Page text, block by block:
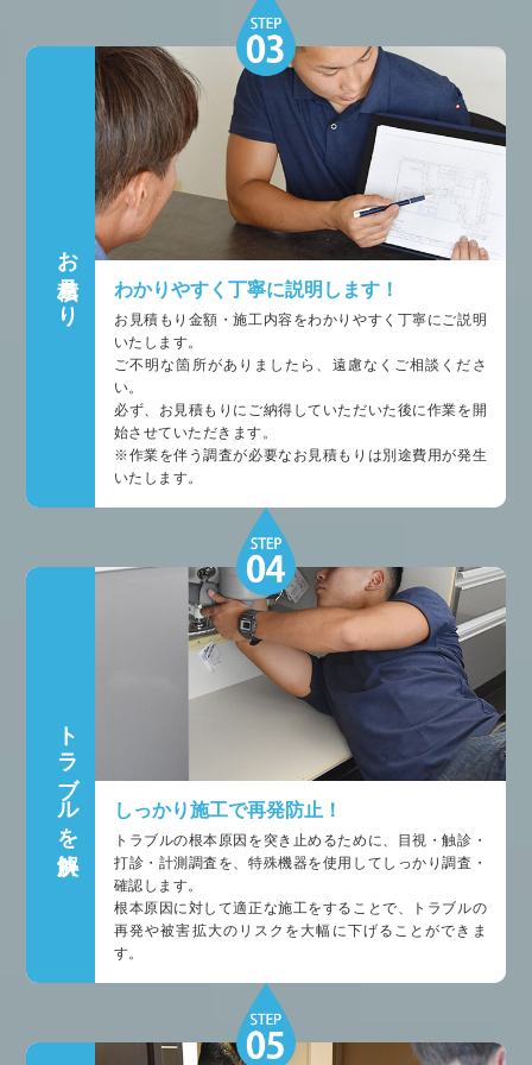
お見積もり わかりやすく丁寧に説明します！
お見積もり金額・施工内容をわかりやすく丁寧にご説明
いたします。
ご不明な箇所がありましたら、遠慮なくご相談くださ
い。
必ず、お見積もりにご納得していただいた後に作業を開
始させていただきます。
※作業を伴う調査が必要なお見積もりは別途費用が発生
いたします。
トラブルを解決 しっかり施工で再発防止！
トラブルの根本原因を突き止めるために、目視・触診・
打診・計測調査を、特殊機器を使用してしっかり調査・
確認します。
根本原因に対して適正な施工をすることで、トラブルの
再発や被害拡大のリスクを大幅に下げることができま
す。